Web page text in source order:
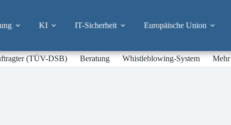
KI IT-Sicherheit Europäische Union
(TÜV-DSB) Beratung Whistleblowing-System Mehr